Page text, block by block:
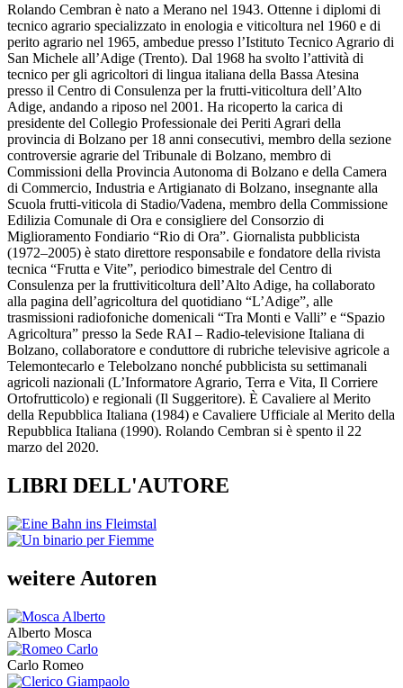
Rolando Cembran è nato a Merano nel 1943. Ottenne i diplomi di
tecnico agrario specializzato in enologia e viticoltura nel 1960 e di
perito agrario nel 1965, ambedue presso l’Istituto Tecnico Agrario di
San Michele all’Adige (Trento). Dal 1968 ha svolto l’attività di
tecnico per gli agricoltori di lingua italiana della Bassa Atesina
presso il Centro di Consulenza per la frutti-viticoltura dell’Alto
Adige, andando a riposo nel 2001. Ha ricoperto la carica di
presidente del Collegio Professionale dei Periti Agrari della
provincia di Bolzano per 18 anni consecutivi, membro della sezione
controversie agrarie del Tribunale di Bolzano, membro di
Commissioni della Provincia Autonoma di Bolzano e della Camera
di Commercio, Industria e Artigianato di Bolzano, insegnante alla
Scuola frutti-viticola di Stadio/Vadena, membro della Commissione
Edilizia Comunale di Ora e consigliere del Consorzio di
Miglioramento Fondiario “Rio di Ora”. Giornalista pubblicista
(1972–2005) è stato direttore responsabile e fondatore della rivista
tecnica “Frutta e Vite”, periodico bimestrale del Centro di
Consulenza per la fruttiviticoltura dell’Alto Adige, ha collaborato
alla pagina dell’agricoltura del quotidiano “L’Adige”, alle
trasmissioni radiofoniche domenicali “Tra Monti e Valli” e “Spazio
Agricoltura” presso la Sede RAI – Radio-televisione Italiana di
Bolzano, collaboratore e conduttore di rubriche televisive agricole a
Telemontecarlo e Telebolzano nonché pubblicista su settimanali
agricoli nazionali (L’Informatore Agrario, Terra e Vita, Il Corriere
Ortofrutticolo) e regionali (Il Suggeritore). È Cavaliere al Merito
della Repubblica Italiana (1984) e Cavaliere Ufficiale al Merito della
Repubblica Italiana (1990). Rolando Cembran si è spento il 22
marzo del 2020.
LIBRI DELL'AUTORE
weitere Autoren
Alberto Mosca
Carlo Romeo